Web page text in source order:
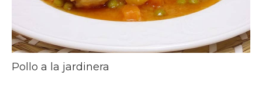
Pollo a la jardinera